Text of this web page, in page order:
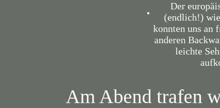
Der
(endlich!)
konnten uns an
anderen
leichte
Am Abend trafen